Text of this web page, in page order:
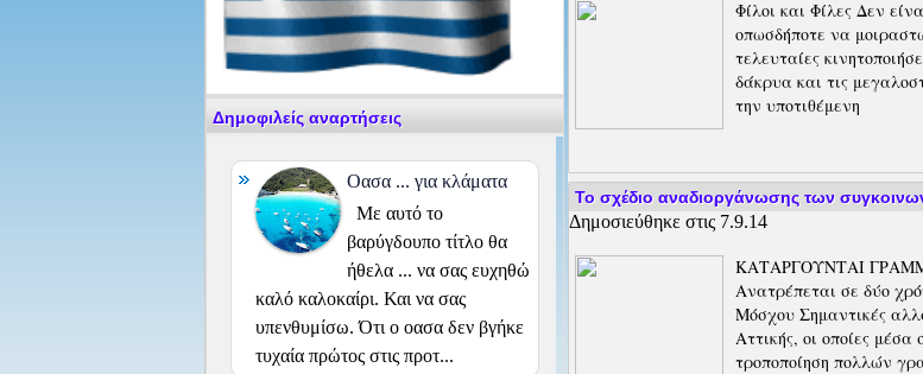
Φίλοι και Φίλες Δεν
οπωσδήποτε να
τελευταίες
δάκρυα και τις
την υποτιθέμενη
Το σχέδιο αναδιοργάνωσης των
Δημοσιεύθηκε στις 7.9.14
ΚΑΤΑΡΓΟΥΝΤΑΙ
Ανατρέπεται σε δύο
Μόσχου Σημαντικές
Αττικής, οι οποίες
τροποποίηση πολλών
Δημοφιλείς αναρτήσεις
Οασα ... για κλάματα
Με αυτό το
βαρύγδουπο τίτλο θα
ήθελα ... να σας ευχηθώ
καλό καλοκαίρι. Και να σας
υπενθυμίσω. Ότι ο οασα δεν βγήκε
τυχαία πρώτος στις προτ...